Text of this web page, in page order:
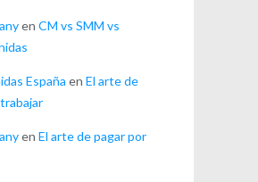
en CM vs SMM vs
España en El arte de
en El arte de pagar por